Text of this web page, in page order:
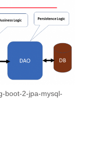
boot-2-jpa-mysql-